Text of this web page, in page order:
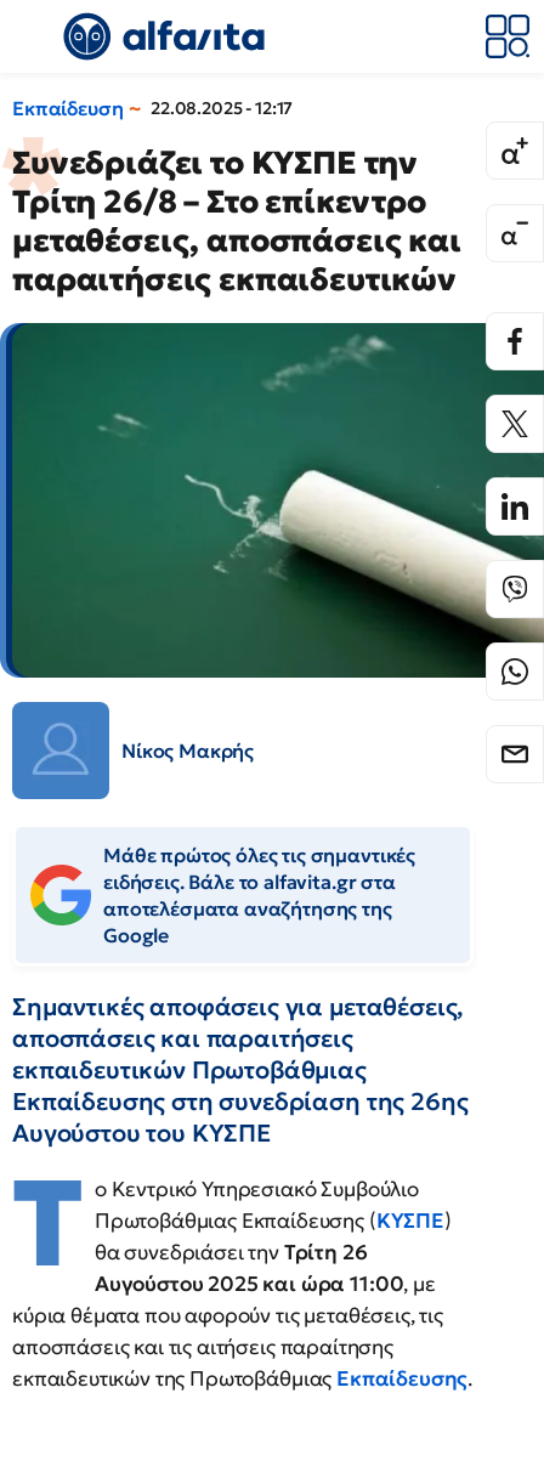
Εκπαίδευση 22.08.2025 - 12:17
Συνεδριάζει το ΚΥΣΠΕ την
Τρίτη 26/8 – Στο επίκεντρο
μεταθέσεις, αποσπάσεις και
παραιτήσεις εκπαιδευτικών
Νίκος Μακρής
Μάθε πρώτος όλες τις σημαντικές
ειδήσεις. Βάλε το alfavita.gr στα
αποτελέσματα αναζήτησης της
Google
Σημαντικές αποφάσεις για μεταθέσεις,
αποσπάσεις και παραιτήσεις
εκπαιδευτικών Πρωτοβάθμιας
Εκπαίδευσης στη συνεδρίαση της 26ης
Αυγούστου του ΚΥΣΠΕ
Τ ο Κεντρικό Υπηρεσιακό Συμβούλιο
Πρωτοβάθμιας Εκπαίδευσης (ΚΥΣΠΕ)
θα συνεδριάσει τηνΤρίτη 26
Αυγούστου 2025 και ώρα 11:00, με
κύρια θέματα που αφορούν τις μεταθέσεις, τις
αποσπάσεις και τις αιτήσεις παραίτησης
εκπαιδευτικών της Πρωτοβάθμιας Εκπαίδευσης.